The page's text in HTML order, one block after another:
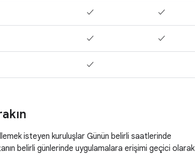
✓ ✓
✓ ✓
✓
isteyen kuruluşlar Günün belirli saatlerinde
belirli günlerinde uygulamalara erişimi geçici olarak